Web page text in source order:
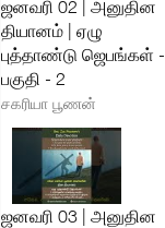
ஜனவரி 02 | அனுதின
தியானம் | ஏழு
புத்தாண்டு ஜெபங்கள் -
பகுதி - 2
சகரியா பூணன்
ஜனவரி 03 | அனுதின